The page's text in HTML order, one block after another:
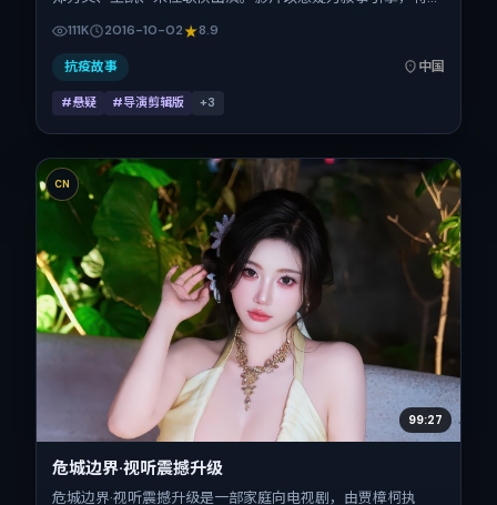
转。2016年10月2日于中国大陆首映（国庆档前后），片长
142分钟，适合喜欢强情节与细腻表演的观众。
111K 2016-10-02 8.9
抗疫故事 中国
#悬疑 #导演剪辑版 +3
CN
99:27
危城边界·视听震撼升级
危城边界·视听震撼升级是一部家庭向电视剧，由贾樟柯执